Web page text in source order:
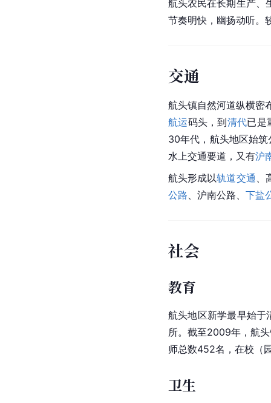
航头农民在长期生产、
节奏明快，幽扬动听。
交通
航头镇自然河道纵横密
航运码头，到清代已是
30年代，航头地区始
水上交通要道，又有沪
航头形成以轨道交通 、
公路、沪南公路、 下盐
社会
教育
航头地区新学最早始于
所。截至2009年，航
师总数452名，在校（
卫生